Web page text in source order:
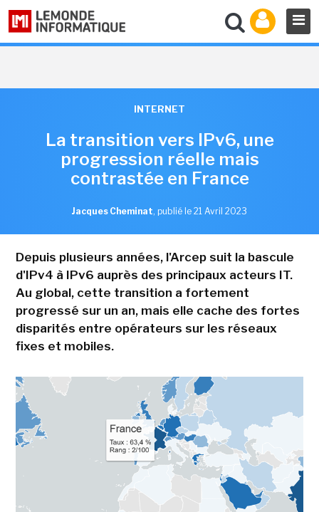
INTERNET
La transition vers IPv6, une
progression réelle mais
contrastée en France
Jacques Cheminat, publié le 21 Avril 2023
Depuis plusieurs années, l'Arcep suit la bascule
d'IPv4 à IPv6 auprès des principaux acteurs IT.
Au global, cette transition a fortement
progressé sur un an, mais elle cache des fortes
disparités entre opérateurs sur les réseaux
fixes et mobiles.